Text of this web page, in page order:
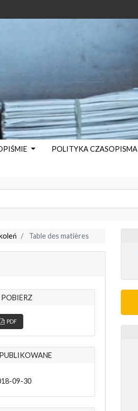
POLITYKA CZASOPISMA
Table des matières
PDF
09-30